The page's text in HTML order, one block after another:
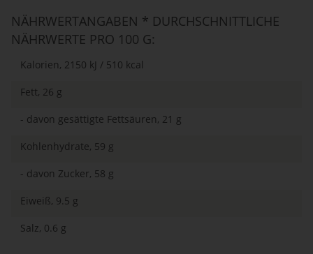
NÄHRWERTANGABEN * DURCHSCHNITTLICHE
NÄHRWERTE PRO 100 G:
Kalorien, 2150 kJ / 510 kcal
Fett, 26 g
- davon gesättigte Fettsäuren, 21 g
Kohlenhydrate, 59 g
- davon Zucker, 58 g
Eiweiß, 9.5 g
Salz, 0.6 g